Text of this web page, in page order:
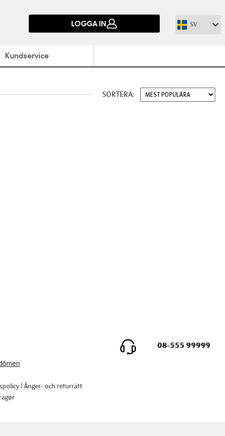
LOGGA IN SV
Kundservice
SORTERA:
08-555 99999
Ånger- och returrätt